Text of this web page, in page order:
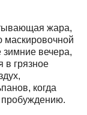
жара,
маскировочной
вечера,
в грязное
когда
пробуждению.